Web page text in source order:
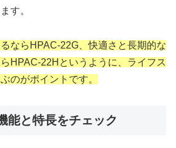
す。
ならHPAC-22G、快適さと長期的な
HPAC-22Hというように、ライフス
のがポイントです。
能と特長をチェック